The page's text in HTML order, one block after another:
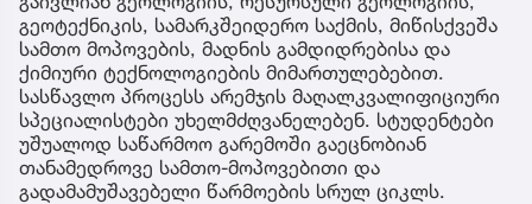
გეოტექნიკის, სამარკშეიდერო საქმის, მიწისქვეშა
სამთო მოპოვების, მადნის გამდიდრებისა და
ქიმიური ტექნოლოგიების მიმართულებებით.
სასწავლო პროცესს არემჯის მაღალკვალიფიციური
სპეციალისტები უხელმძღვანელებენ. სტუდენტები
უშუალოდ საწარმოო გარემოში გაეცნობიან
თანამედროვე სამთო-მოპოვებითი და
გადამამუშავებელი წარმოების სრულ ციკლს.